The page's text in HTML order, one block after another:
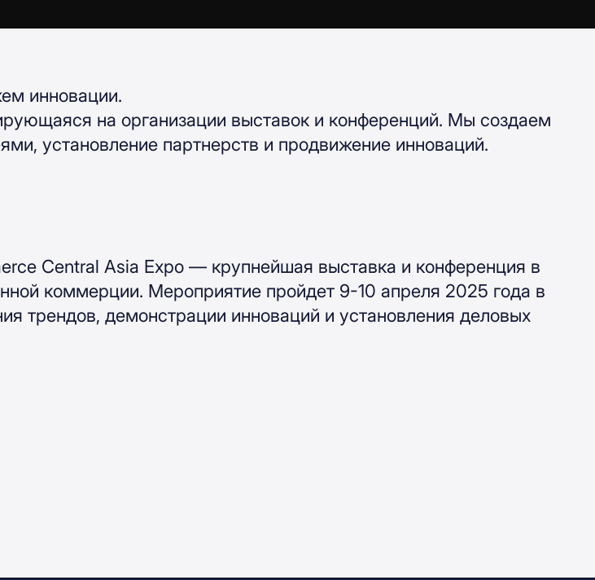
инновации.
на организации выставок и конференций. Мы создаем
установление партнерств и продвижение инноваций.
Central Asia Expo — крупнейшая выставка и конференция в
коммерции. Мероприятие пройдет 9-10 апреля 2025 года в
трендов, демонстрации инноваций и установления деловых